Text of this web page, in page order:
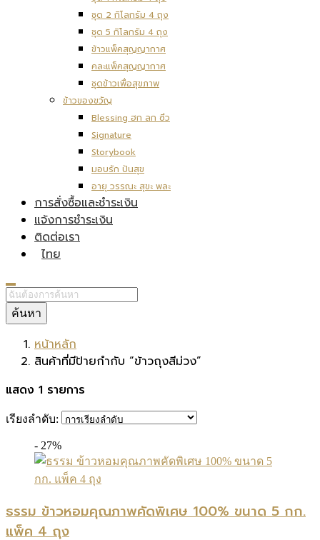
ชุด 2 กิโลกรัม 4 ถุง
ชุด 5 กิโลกรัม 4 ถุง
ข้าวแพ็คสุญญากาศ
คละแพ็คสุญญากาศ
ชุดข้าวเพื่อสุขภาพ
ข้าวของขวัญ
Blessing ฮก ลก ซิ่ว
Signature
Storybook
มอบรัก ปันสุข
อายุ วรรณะ สุขะ พละ
การสั่งซื้อและชำระเงิน
แจ้งการชำระเงิน
ติดต่อเรา
ไทย
ค้นหา
หน้าหลัก
สินค้าที่มีป้ายกำกับ “ข้าวถุงสีม่วง”
แสดง 1 รายการ
เรียงลำดับ:
- 27%
ธรรม ข้าวหอมคุณภาพคัดพิเศษ 100% ขนาด 5 กก.
แพ็ค 4 ถุง